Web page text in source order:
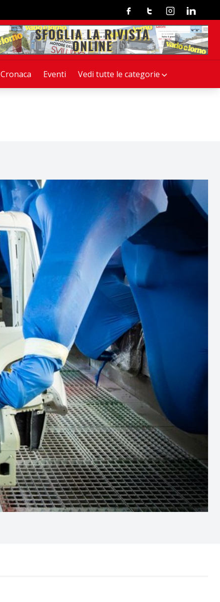
Cronaca Eventi Vedi tutte le categorie
FacebookTwitterInstagramLinkedin